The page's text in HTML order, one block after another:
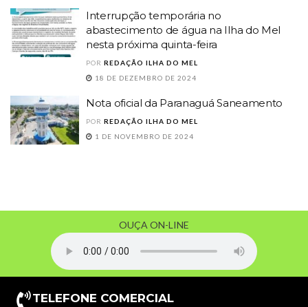
Interrupção temporária no
abastecimento de água na Ilha do Mel
nesta próxima quinta-feira
POR REDAÇÃO ILHA DO MEL
18 DE DEZEMBRO DE 2024
Nota oficial da Paranaguá Saneamento
POR REDAÇÃO ILHA DO MEL
1 DE NOVEMBRO DE 2024
OUÇA ON-LINE
TELEFONE COMERCIAL